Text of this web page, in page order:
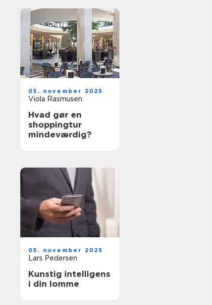
05. november 2025
Viola Rasmusen
Hvad gør en
shoppingtur
mindeværdig?
05. november 2025
Lars Pedersen
Kunstig intelligens
i din lomme